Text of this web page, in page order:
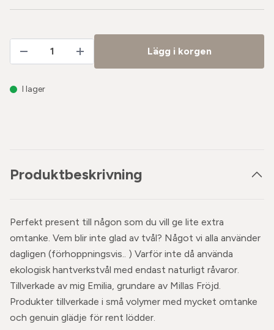
Lägg i korgen
I lager
Produktbeskrivning
Perfekt present till någon som du vill ge lite extra
omtanke. Vem blir inte glad av tvål? Något vi alla använder
dagligen (förhoppningsvis.. ) Varför inte då använda
ekologisk hantverkstvål med endast naturligt råvaror.
Tillverkade av mig Emilia, grundare av Millas Fröjd.
Produkter tillverkade i små volymer med mycket omtanke
och genuin glädje för rent lödder.